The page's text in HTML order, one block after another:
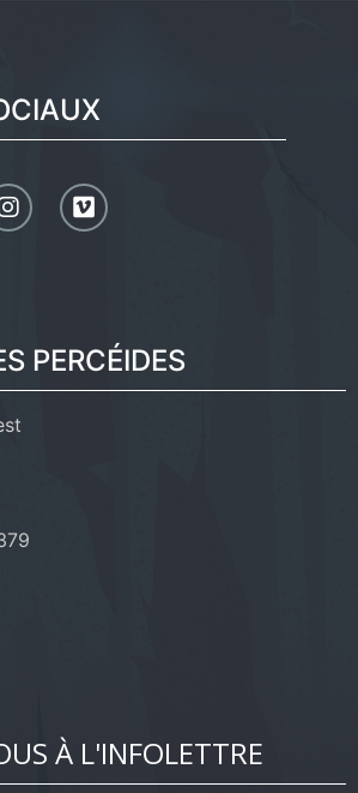
PERCÉIDES
À L'INFOLETTRE